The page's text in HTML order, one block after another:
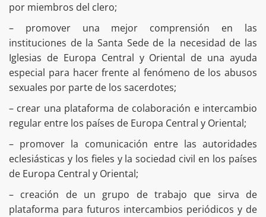
por miembros del clero;
– promover una mejor comprensión en las
instituciones de la Santa Sede de la necesidad de las
Iglesias de Europa Central y Oriental de una ayuda
especial para hacer frente al fenómeno de los abusos
sexuales por parte de los sacerdotes;
– crear una plataforma de colaboración e intercambio
regular entre los países de Europa Central y Oriental;
– promover la comunicación entre las autoridades
eclesiásticas y los fieles y la sociedad civil en los países
de Europa Central y Oriental;
– creación de un grupo de trabajo que sirva de
plataforma para futuros intercambios periódicos y de